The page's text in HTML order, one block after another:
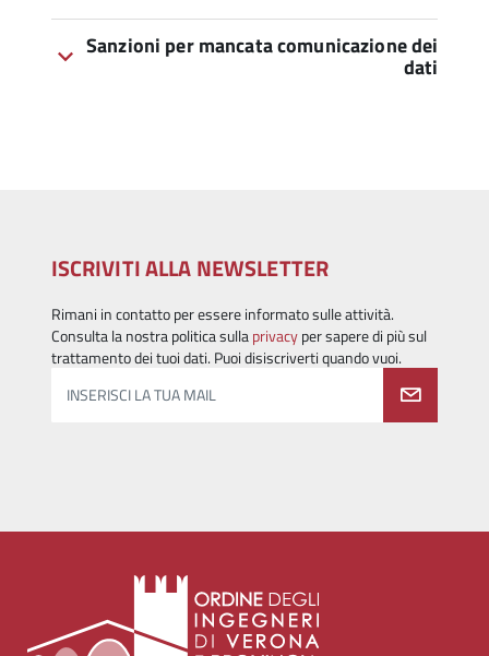
Sanzioni per mancata comunicazione dei
dati
ISCRIVITI ALLA NEWSLETTER
Rimani in contatto per essere informato sulle attività.
Consulta la nostra politica sullaprivacyper sapere di più sul
trattamento dei tuoi dati. Puoi disiscriverti quando vuoi.
INSERISCI LA TUA MAIL